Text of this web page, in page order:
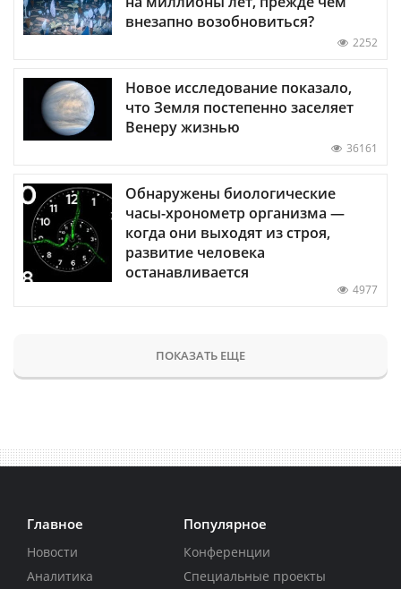
внезапно возобновиться?
2252
Новое исследование показало,
что Земля постепенно заселяет
Венеру жизнью
36161
Обнаружены биологические
часы-хронометр организма —
когда они выходят из строя,
развитие человека
останавливается
4977
ПОКАЗАТЬ ЕЩЕ
Главное
Новости
Аналитика
Популярное
Конференции
Специальные проекты